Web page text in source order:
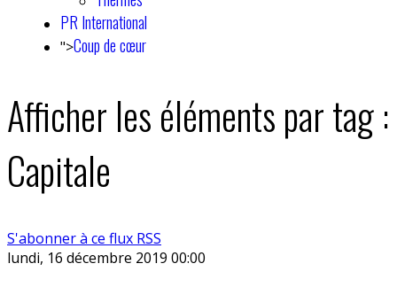
PR International
">Coup de cœur
Afficher les éléments par tag :
Capitale
S'abonner à ce flux RSS
lundi, 16 décembre 2019 00:00